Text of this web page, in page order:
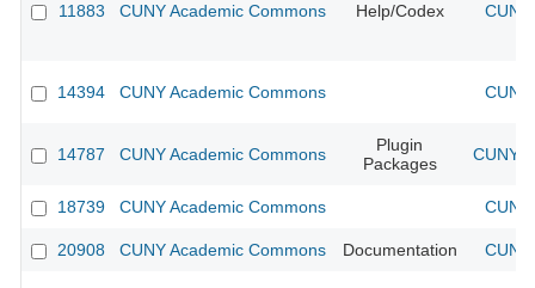
11883 CUNY Academic Commons Help/Codex
14394 CUNY Academic Commons
14787 CUNY Academic Commons
Plugin
Packages
CUNY
18739 CUNY Academic Commons
20908 CUNY Academic Commons Documentation